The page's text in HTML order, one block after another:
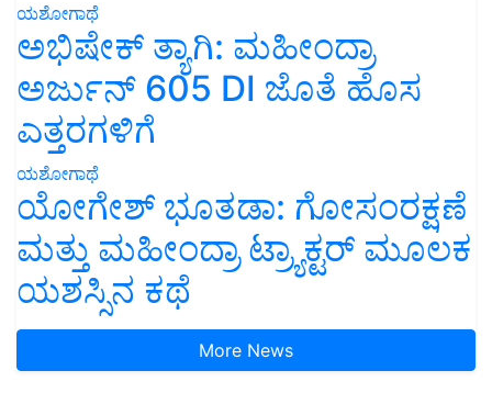
ಯಶೋಗಾಥೆ
ಅಭಿಷೇಕ್ ತ್ಯಾಗಿ: ಮಹೀಂದ್ರಾ
ಅರ್ಜುನ್ 605 DI ಜೊತೆ ಹೊಸ
ಎತ್ತರಗಳಿಗೆ
ಯಶೋಗಾಥೆ
ಯೋಗೇಶ್ ಭೂತಡಾ: ಗೋಸಂರಕ್ಷಣೆ
ಮತ್ತು ಮಹೀಂದ್ರಾ ಟ್ರ್ಯಾಕ್ಟರ್ ಮೂಲಕ
ಯಶಸ್ಸಿನ ಕಥೆ
More News